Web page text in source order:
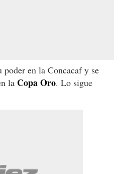
poder en la Concacaf y se
la Copa Oro. Lo sigue